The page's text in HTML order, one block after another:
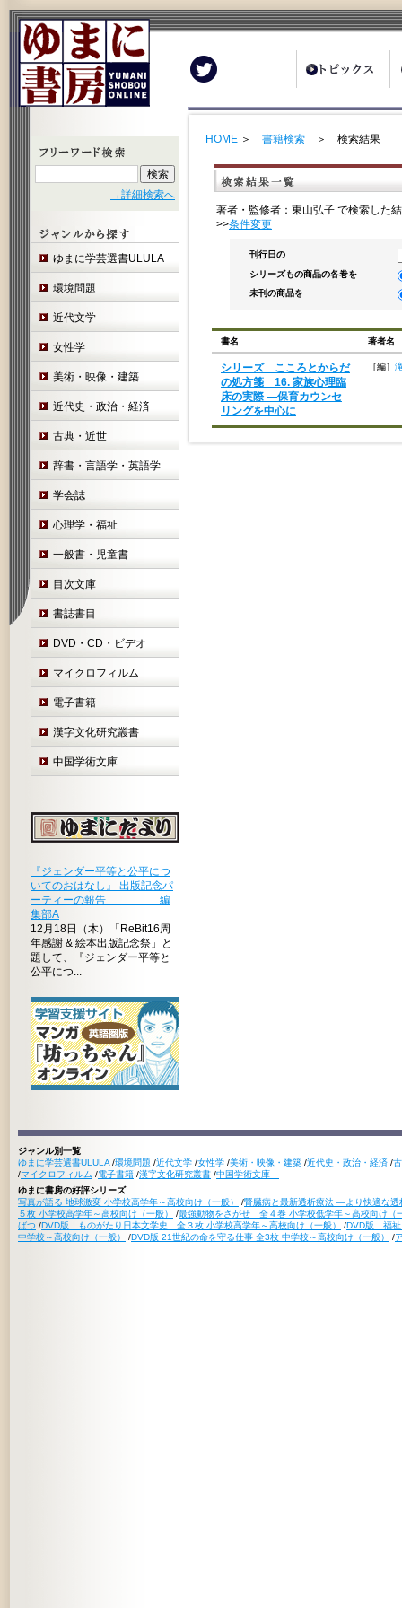
→詳細検索へ
ゆまに学芸選書ULULA
環境問題
近代文学
女性学
美術・映像・建築
近代史・政治・経済
古典・近世
辞書・言語学・英語学
学会誌
心理学・福祉
一般書・児童書
目次文庫
書誌書目
DVD・CD・ビデオ
マイクロフィルム
電子書籍
漢字文化研究叢書
中国学術文庫
『ジェンダー平等と公平につ
いてのおはなし』 出版記念パ
ーティーの報告 編
集部A
12月18日（木）「ReBit16周
年感謝 & 絵本出版記念祭」と
題して、『ジェンダー平等と
公平につ...
HOME ＞ 書籍検索 ＞ 検索結果
著者・監修者：東山弘子 で検索した
>>条件変更
刊行日の
シリーズもの商品の各巻を
未刊の商品を
書名 著者名
シリーズ こころとからだ
の処方箋 16. 家族心理臨
床の実際 ―保育カウンセ
リングを中心に
［編］
ジャンル別一覧
ゆまに学芸選書ULULA /環境問題 /近代文学 /女性学 /美術・映像・建築 /近代史・政治・経済 /
/マイクロフィルム /電子書籍 /漢字文化研究叢書 /中国学術文庫
ゆまに書房の好評シリーズ
写真が語る 地球激変 小学校高学年～高校向け（一般）
/腎臓病と最新透析療法 ―より快適な
５枚 小学校高学年～高校向け（一般）
/最強動物をさがせ 全４巻 小学校低学年～高校向け（
ばつ /DVD版 ものがたり日本文学史 全３枚 小学校高学年～高校向け（一般） /DVD版 福祉
中学校～高校向け（一般）
/DVD版 21世紀の命を守る仕事 全3枚 中学校～高校向け（一般） /